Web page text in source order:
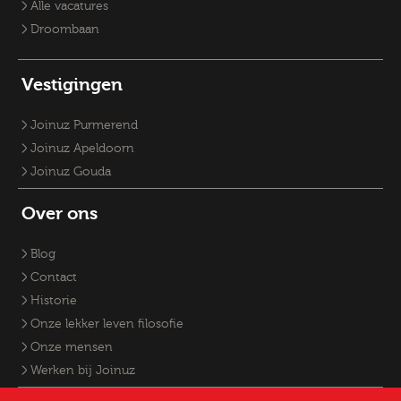
Vacatures Fysiek Domein
Alle vacatures
Droombaan
Vestigingen
Joinuz Purmerend
Joinuz Apeldoorn
Joinuz Gouda
Over ons
Blog
Contact
Historie
Onze lekker leven filosofie
Onze mensen
Werken bij Joinuz